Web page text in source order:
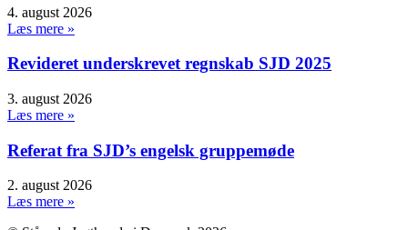
4. august 2026
Læs mere »
Revideret underskrevet regnskab SJD 2025
3. august 2026
Læs mere »
Referat fra SJD’s engelsk gruppemøde
2. august 2026
Læs mere »